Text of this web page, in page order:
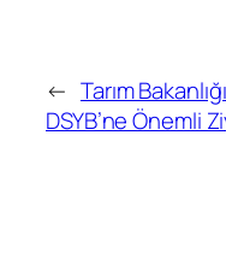
← Tarım
DSYB’ne Önemli